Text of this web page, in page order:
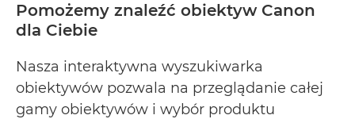
Pomożemy znaleźć obiektyw Canon
dla Ciebie
Nasza interaktywna wyszukiwarka
obiektywów pozwala na przeglądanie całej
gamy obiektywów i wybór produktu